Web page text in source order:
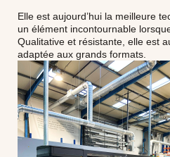
Elle est aujourd’hui la meilleure
un élément incontournable
Qualitative et résistante, elle est
adaptée aux grands formats.